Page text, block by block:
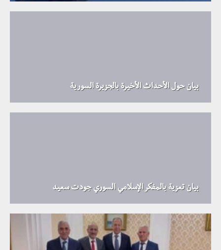
بيان حول الأحداث الأخيرة بالجزيرة السورية
بيان تعزية بالمفكر الإسلامي السوري جودت سعيد